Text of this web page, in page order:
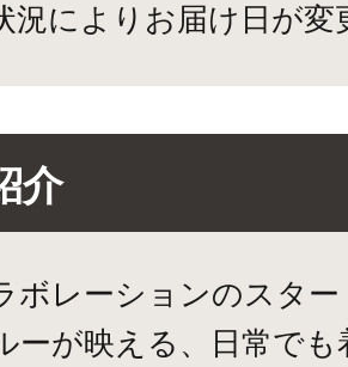
況によりお届け日が変
介
ボレーションのスタ
ーが映える、日常で